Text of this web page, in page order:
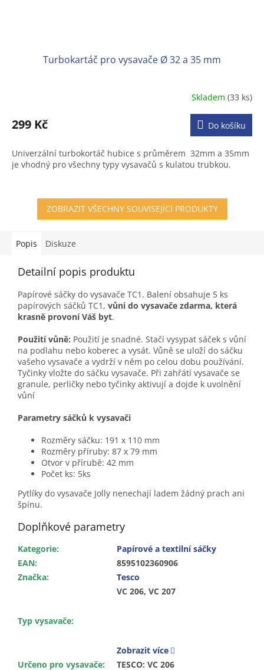
Turbokartáč pro vysavače Ø 32 a 35 mm
produktu
je
z
5
Skladem(33 ks)
299 Kč Do košíku
Univerzální turbokortáč hubice s průměrem 32mm a 35mm
je vhodný pro všechny typy vysavačů s kulatou trubkou.
ZOBRAZIT VŠECHNY SOUVISEJÍCÍ PRODUKTY
Popis Diskuze
Detailní popis produktu
Papírové sáčky do vysavače TC1. Balení obsahuje 5 ks
papírových sáčků TC1, vůni do vysavače zdarma, která
krasně provoní Váš byt.
Použití vůně: Použití je snadné. Stačí vysypat sáček s vůní
na podlahu nebo koberec a vysát. Vůně se uloží do sáčku
vašeho vysavače a vydrží v něm po celou dobu používání.
Tyčinky vložte do sáčku vysavače. Při zahřátí vysavače se
granule, perličky nebo tyčinky aktivují a dojde k uvolnění
vůní
Parametry sáčků k vysavači
Rozměry sáčku: 191 x 110 mm
Rozměry příruby: 87 x 79 mm
Otvor v přírubě: 42 mm
Počet ks: 5ks
Pytlíky do vysavače Jolly nenechají ladem žádný prach ani
špínu.
Doplňkové parametry
Kategorie:
Papírové a textilní sáčky
EAN:
8595102360906
Značka: Tesco
Typ vysavače:
VC 206, VC 207
Zobrazit více
Určeno pro vysavače: TESCO: VC 206